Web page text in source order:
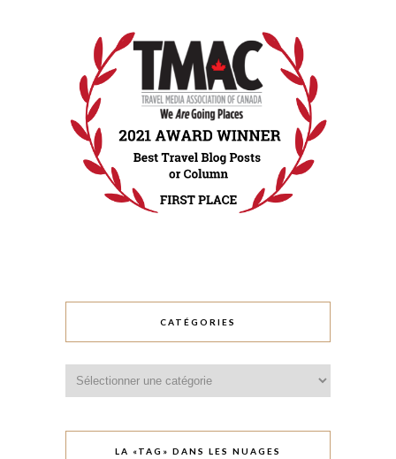
CATÉGORIES
LA «TAG» DANS LES NUAGES